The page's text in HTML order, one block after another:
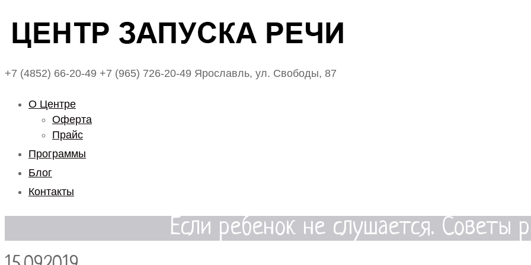
+7 (4852) 66-20-49 +7 (965) 726-20-49 Ярославль, ул. Свободы, 87
О Центре
Оферта
Прайс
Программы
Блог
Контакты
Если ребенок не слушается. Советы